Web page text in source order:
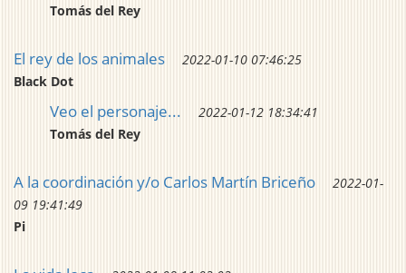
Tomás del Rey
El rey de los animales
2022-01-10 07:46:25
Black Dot
Veo el personaje...
2022-01-12 18:34:41
Tomás del Rey
A la coordinación y/o Carlos Martín Briceño
2022-01-
09 19:41:49
Pi